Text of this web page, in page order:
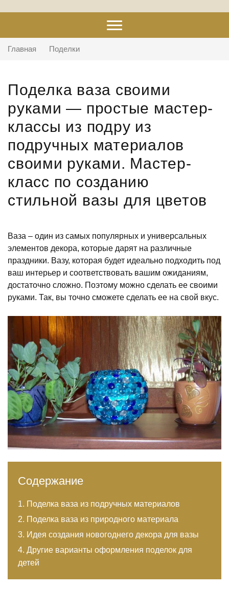
Главная Поделки
Поделка ваза своими
руками — простые мастер-
классы из подру из
подручных материалов
своими руками. Мастер-
класс по созданию
стильной вазы для цветов
Ваза – один из самых популярных и универсальных
элементов декора, которые дарят на различные
праздники. Вазу, которая будет идеально подходить под
ваш интерьер и соответствовать вашим ожиданиям,
достаточно сложно. Поэтому можно сделать ее своими
руками. Так, вы точно сможете сделать ее на свой вкус.
Содержание
Поделка ваза из подручных материалов
Поделка ваза из природного материала
Идея создания новогоднего декора для вазы
Другие варианты оформления поделок для
детей